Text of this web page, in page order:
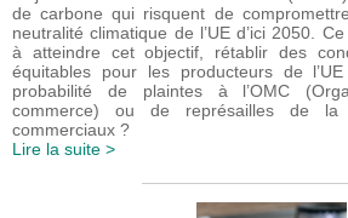
de carbone qui risquent de
neutralité climatique de l’UE d’ici 2050.
à atteindre cet objectif, rétablir des
équitables pour les producteurs de
probabilité de plaintes à l’OMC
commerce) ou de représailles de la
commerciaux ?
Lire la suite >